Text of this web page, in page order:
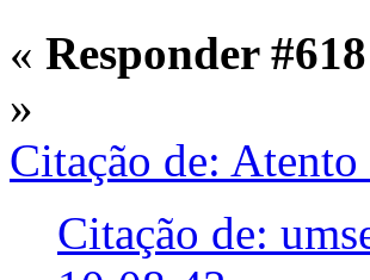
« Responder
»
Citação de:
Citação de: